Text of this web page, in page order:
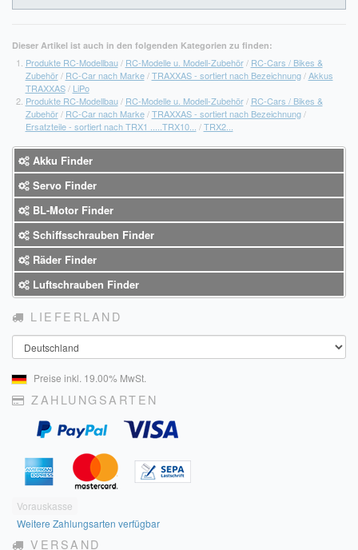
Dieser Artikel ist auch in den folgenden Kategorien zu finden:
Produkte RC-Modellbau/ RC-Modelle u. Modell-Zubehör/ RC-Cars / Bikes &
Zubehör/ RC-Car nach Marke/TRAXXAS - sortiert nach Bezeichnung/Akkus
TRAXXAS/ LiPo
Produkte RC-Modellbau/ RC-Modelle u. Modell-Zubehör/ RC-Cars / Bikes &
Zubehör/ RC-Car nach Marke/TRAXXAS - sortiert nach Bezeichnung/
Ersatzteile - sortiert nach TRX1 .....TRX10... /TRX2...
Akku Finder
Servo Finder
BL-Motor Finder
Schiffsschrauben Finder
Räder Finder
Luftschrauben Finder
LIEFERLAND
Land
Preise inkl. 19.00% MwSt.
ZAHLUNGSARTEN
Vorauskasse
Weitere Zahlungsarten verfügbar
VERSAND